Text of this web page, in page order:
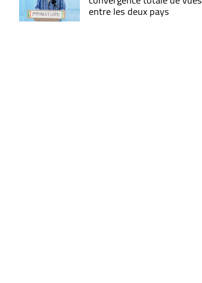
entre les deux pays